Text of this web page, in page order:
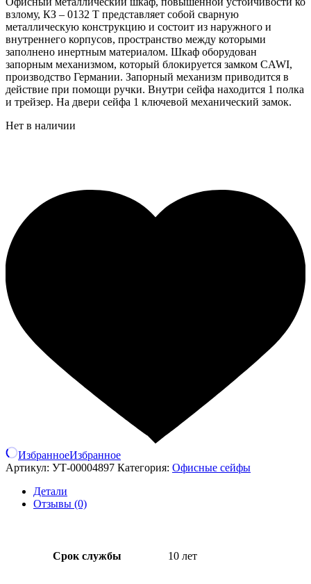
взлому, КЗ – 0132 Т представляет собой сварную
металлическую конструкцию и состоит из наружного и
внутреннего корпусов, пространство между которыми
заполнено инертным материалом. Шкаф оборудован
запорным механизмом, который блокируется замком CAWI,
производство Германии. Запорный механизм приводится в
действие при помощи ручки. Внутри сейфа находится 1 полка
и трейзер. На двери сейфа 1 ключевой механический замок.
Нет в наличии
ИзбранноеИзбранное
Артикул: УТ-00004897 Категория: Офисные сейфы
Детали
Отзывы (0)
Срок службы 10 лет